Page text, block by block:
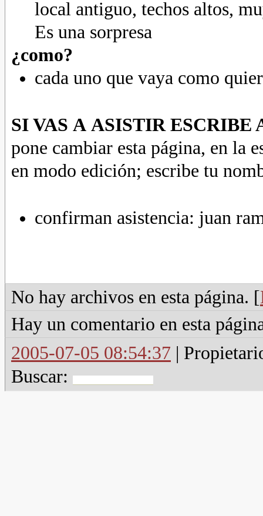
local antiguo, techos altos,
Es una sorpresa
¿como?
cada uno que vaya como
SI VAS A ASISTIR ESCRIBE
pone cambiar esta página, en la
en modo edición; escribe tu
confirman asistencia: juan
No hay archivos en esta página. [
Hay un comentario en esta
2005-07-05 08:54:37 |
Buscar: